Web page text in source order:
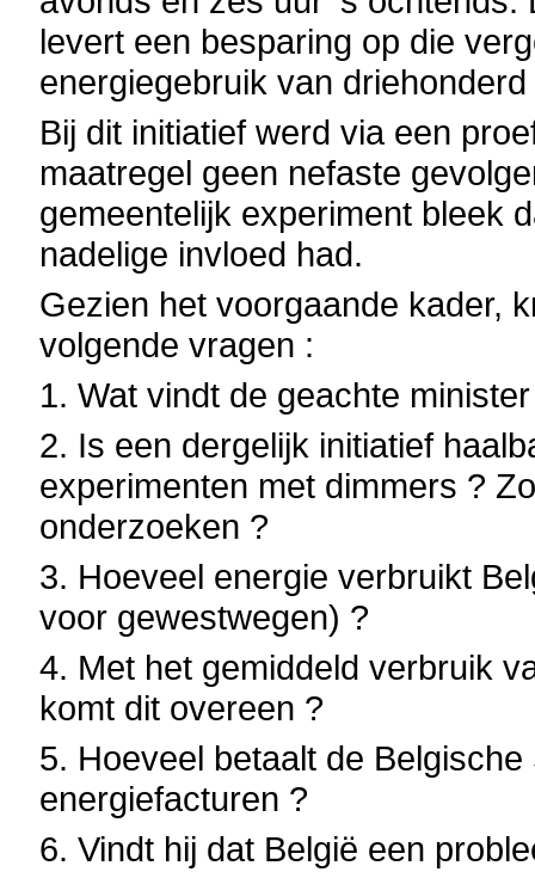
levert een besparing op die
energiegebruik van
Bij dit initiatief werd via een
maatregel geen nefaste
gemeentelijk experiment bleek
nadelige invloed had.
Gezien het voorgaande kader,
volgende vragen :
1. Wat vindt de geachte
2. Is een dergelijk initiatief
experimenten met dimmers ?
onderzoeken ?
3. Hoeveel energie verbruikt
voor gewestwegen) ?
4. Met het gemiddeld verbruik
komt dit overeen ?
5. Hoeveel betaalt de
energiefacturen ?
6. Vindt hij dat België een